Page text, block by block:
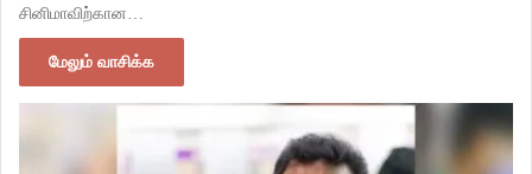
சினிமாவிற்கான…
மேலும் வாசிக்க